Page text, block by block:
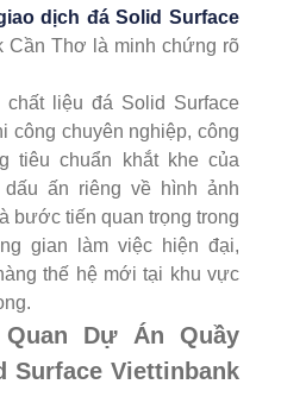
dịch đá Solid Surface
Cần Thơ là minh chứng rõ
liệu đá Solid Surface
công chuyên nghiệp, công
tiêu chuẩn khắt khe của
ấn riêng về hình ảnh
bước tiến quan trọng trong
gian làm việc hiện đại,
thế hệ mới tại khu vực
Dự Án Quầy
Surface Viettinbank